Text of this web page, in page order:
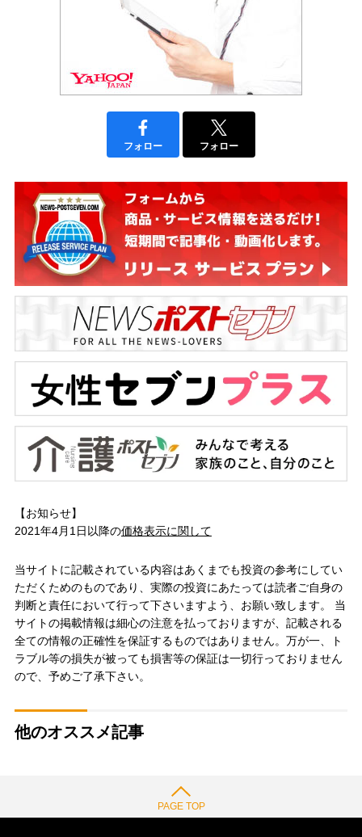
フォロー フォロー
【お知らせ】
2021年4月1日以降の価格表示に関して
当サイトに記載されている内容はあくまでも投資の参考にしてい
ただくためのものであり、実際の投資にあたっては読者ご自身の
判断と責任において行って下さいますよう、お願い致します。 当
サイトの掲載情報は細心の注意を払っておりますが、記載される
全ての情報の正確性を保証するものではありません。万が一、ト
ラブル等の損失が被っても損害等の保証は一切行っておりません
ので、予めご了承下さい。
他のオススメ記事
PAGE TOP